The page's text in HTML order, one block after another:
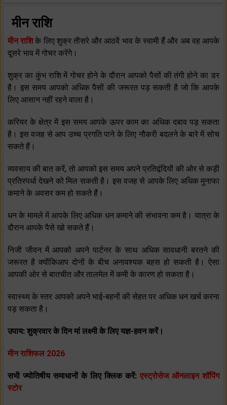
मीन राशि
मीन राशिके लिए शुक्र तीसरे और आठवें भाव के स्‍वामी हैं और अब वह आपके
दूसरे भाव में गोचर करेंगे।
शुक्र का कुंभ राशि में गोचर होने के दौरान आपको पैसों की तंगी होने का डर
है। इस समय आपको अधिक पैसों की जरूरत पड़ सकती है जो कि आपके
लिए आसान नहीं रहने वाला है।
करियर के क्षेत्र में इस समय आपके ऊपर काम का अधिक दबाव पड़ सकता
है। इस वजह से आप उच्‍च प्रगति पाने के लिए नौकरी बदलने के बारे में सोच
सकते हैं।
व्‍यवसाय की बात करें, तो आपको इस समय अपने प्रतिद्वंदियों की ओर से कड़ी
प्रतिस्‍पर्धा देखने को मिल सकती है। इस वजह से आपके लिए अधिक मुनाफा
कमाने के अवसर कम हो सकते हैं।
धन के मामले में आपके लिए अधिक धन कमाने की संभावना कम है। यात्रा के
दौरान आपके पैसे खो सकते हैं।
निजी जीवन में आपको अपने पार्टनर के साथ अधिक सावधानी बरतने की
जरूरत है क्‍योंकिआप दोनों के बीच अनावश्‍यक बहस हो सकती है। ऐसा
आपकी ओर से बातचीत और तालमेल में कमी के कारण हो सकता है।
स्‍वास्‍थ्‍य के स्‍तर आपको अपने भाई-बहनों की सेहत पर अधिक धन खर्च करना
पड़ सकता है।
उपाय: शुक्रवार के दिन मां लक्ष्‍मी के लिए यज्ञ-हवन करें।
मीन राशिफल 2026
सभी ज्योतिषीय समाधानों के लिए क्लिक करें: एस्ट्रोसेज ऑनलाइन शॉपिंग
स्टोर